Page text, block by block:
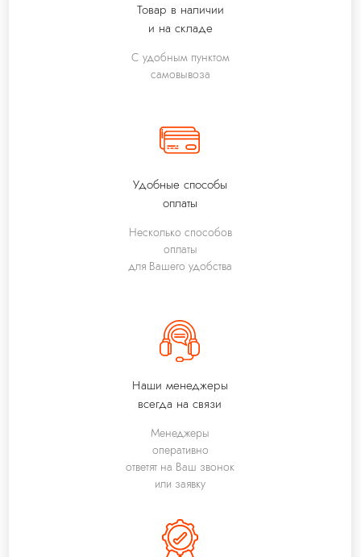
Товар в наличии
и на складе
Удобные способы
оплаты
Наши менеджеры
всегда на связи
С удобным пунктом
самовывоза
Несколько способов
оплаты
для Вашего удобства
Менеджеры
оперативно
ответят на Ваш звонок
или заявку